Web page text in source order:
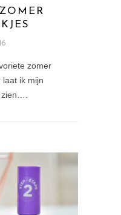
zomer
laat ik mijn